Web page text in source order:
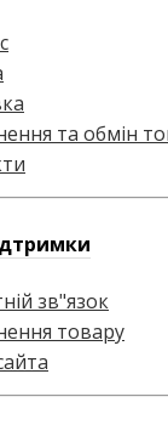
та обмін
зв"язок
товару